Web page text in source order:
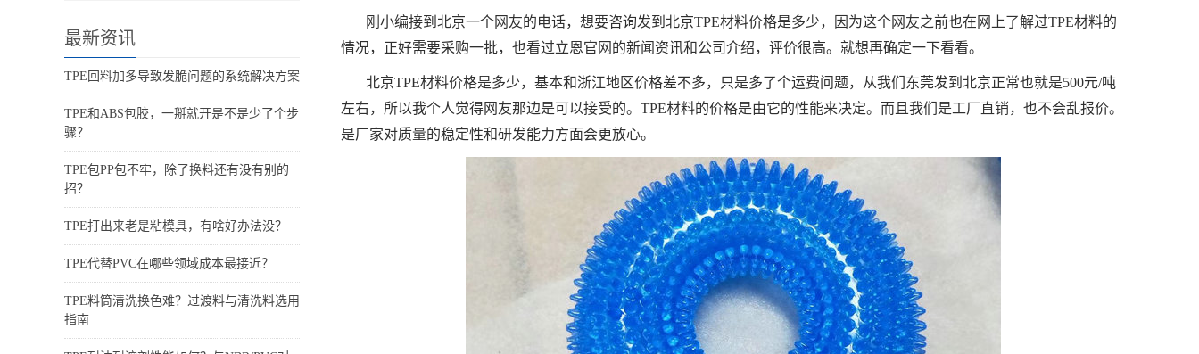
最新资讯
TPE回料加多导致发脆问题的系统解决方案
TPE和ABS包胶，一掰就开是不是少了个步
骤？
TPE包PP包不牢，除了换料还有没有别的
招？
TPE打出来老是粘模具，有啥好办法没？
TPE代替PVC在哪些领域成本最接近？
TPE料筒清洗换色难？过渡料与清洗料选用
指南
刚小编接到北京一个网友的电话，想要咨询发到北京TPE材料价格是多少，因为这个网友之前也在网上了解过TPE材料的
情况，正好需要采购一批，也看过立恩官网的新闻资讯和公司介绍，评价很高。就想再确定一下看看。
北京TPE材料价格是多少，基本和浙江地区价格差不多，只是多了个运费问题，从我们东莞发到北京正常也就是500元/吨
左右，所以我个人觉得网友那边是可以接受的。TPE材料的价格是由它的性能来决定。而且我们是工厂直销，也不会乱报价。
是厂家对质量的稳定性和研发能力方面会更放心。